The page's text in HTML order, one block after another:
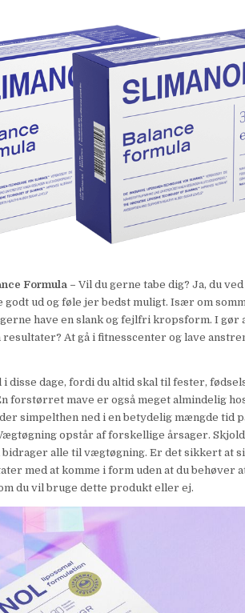
Formula – Vil du gerne tabe dig? Ja, du
ud og føle jer bedst muligt. Især om
have en slank og fejlfri kropsform. I gør
resultater? At gå i fitnesscenter og lave
disse dage, fordi du altid skal til fester,
forstørret mave er også meget almindelig
simpelthen ned i en betydelig mængde tid
opstår af forskellige årsager.
alle til vægtøgning. Er det sikkert at
med at komme i form uden at du behøver
du vil bruge dette produkt eller ej.